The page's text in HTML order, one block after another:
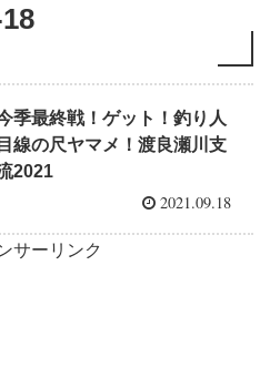
季最終戦！ゲット！釣り人
目線の尺ヤマメ！渡良瀬川支
2021
2021.09.18
サーリンク